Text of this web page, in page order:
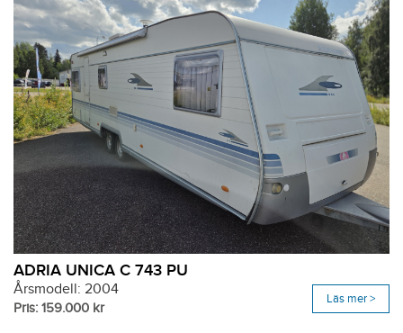
ADRIA UNICA C 743 PU
Årsmodell: 2004
Pris: 159.000 kr
Läs mer >